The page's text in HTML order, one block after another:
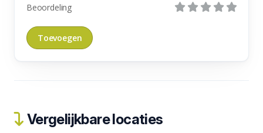
Beoordeling
Vergelijkbare locaties